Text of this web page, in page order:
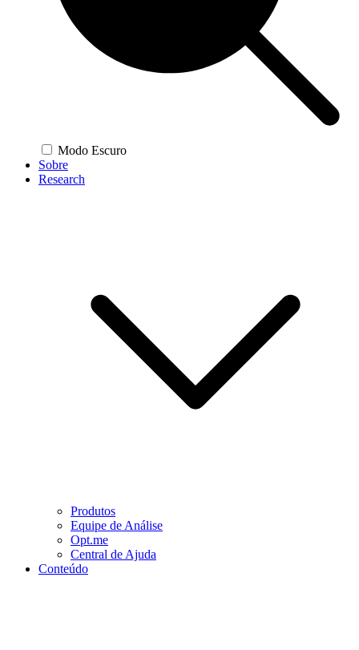
Modo Escuro
Sobre
Research
Produtos
Equipe de Análise
Opt.me
Central de Ajuda
Conteúdo